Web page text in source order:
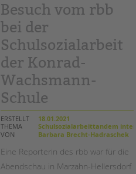
in
der
Besuch vom rbb
bei der
Schulsozialarbeit
der Konrad-
Wachsmann-
Schule
ERSTELLT
18.01.2021
THEMA
Schulsozialarbeittandem intern
VON
Barbara Brecht-Hadraschek
Eine Reporterin des rbb war für die
Abendschau in Marzahn-Hellersdorf